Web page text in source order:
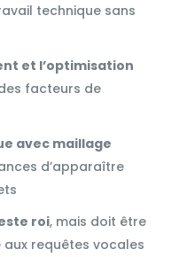
technique sans
et l’optimisation
facteurs de
avec maillage
d’apparaître
roi, mais doit être
requêtes vocales